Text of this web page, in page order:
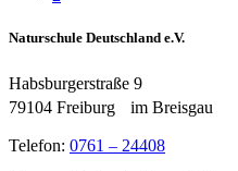
Naturschule Deutschland e.V.
Habsburgerstraße 9
79104 Freiburg im Breisgau
Telefon: 0761 – 24408